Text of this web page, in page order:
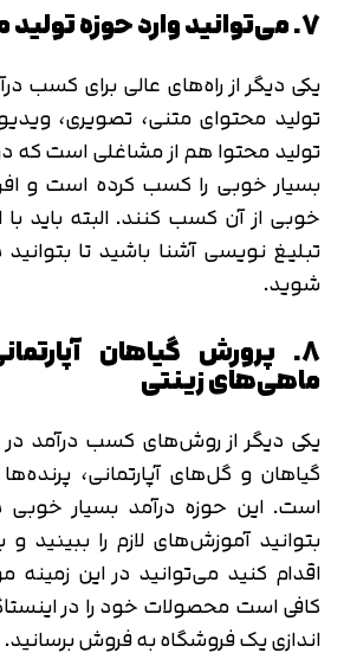
7. می‌توانید وارد حوزه تولید محتوا شوید
یکی دیگر از راه‌های عالی برای کسب
تولید محتوای متنی، تصویری،
تولید محتوا هم از مشاغلی است که در
بسیار خوبی را کسب کرده است و
خوبی از آن کسب کنند. البته باید
تبلیغ نویسی آشنا باشید تا
شوید.
8. پرورش گیاهان
ماهی‌های زینتی
یکی دیگر از روش‌های کسب درآمد در
گیاهان و گل‌های آپارتمانی،
است. این حوزه درآمد بسیار خوبی
بتوانید آموزش‌های لازم را
اقدام کنید می‌توانید در این
کافی است محصولات خود را در
اندازی یک فروشگاه به فروش برسانید.